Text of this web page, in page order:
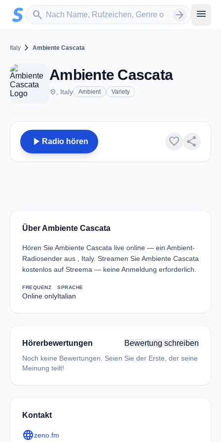
Zum Hauptinhalt springen
search
Sender suchen arrow_forward menu
Italy chevron_right Ambiente Cascata
Ambiente Cascata
place , Italy Ambient Variety
play_arrow Radio hören favorite share
Über Ambiente Cascata
Hören Sie Ambiente Cascata live online — ein Ambient-
Radiosender aus , Italy. Streamen Sie Ambiente Cascata
kostenlos auf Streema — keine Anmeldung erforderlich.
FREQUENZ
Online only
SPRACHE
Italian
Hörerbewertungen Bewertung schreiben
Noch keine Bewertungen. Seien Sie der Erste, der seine
Meinung teilt!
Kontakt
languagezeno.fm